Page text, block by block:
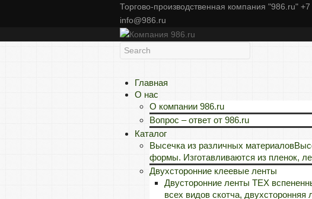
Торгово-производственная компания "986.ru"
info@986.ru
Главная
О нас
О компании 986.ru
Вопрос – ответ от 986.ru
Каталог
Высечка из различных материалов
формы. Изготавливаются из пленок,
Двухсторонние клеевые ленты
Двусторонние ленты TEX
всех видов скотча,